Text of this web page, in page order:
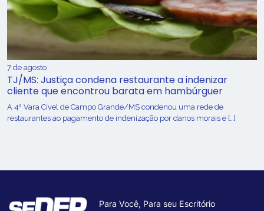
7 de agosto
TJ/MS: Justiça condena restaurante a indenizar
cliente que encontrou barata em hambúrguer
A 4ª Vara Cível de Campo Grande/MS condenou uma rede de
restaurantes ao pagamento de indenização por danos morais e […]
Para Você, Para seu Escritório